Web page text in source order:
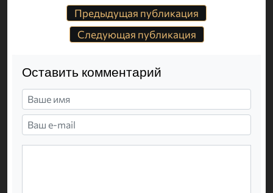
Предыдущая публикация
Следующая публикация
Оставить комментарий